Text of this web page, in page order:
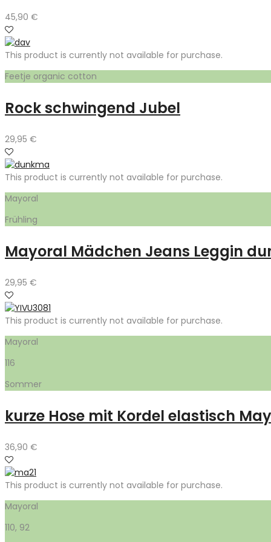
45,90 €
This product is currently not available for purchase.
Feetje organic cotton
Rock schwingend Jubel
29,95 €
This product is currently not available for purchase.
Mayoral
Frühling
Mayoral Mädchen Jeans Leggin
29,95 €
This product is currently not available for purchase.
Mayoral
116
Sommer
kurze Hose mit Kordel elastisch
36,90 €
This product is currently not available for purchase.
Mayoral
110, 92